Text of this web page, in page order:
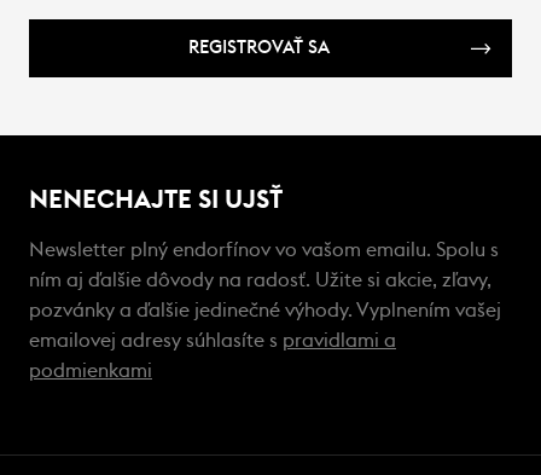
REGISTROVAŤ SA
NENECHAJTE SI UJSŤ
Newsletter plný endorfínov vo vašom emailu. Spolu s
ním aj ďalšie dôvody na radosť. Užite si akcie, zľavy,
pozvánky a ďalšie jedinečné výhody. Vyplnením vašej
emailovej adresy súhlasíte s pravidlami a
podmienkami